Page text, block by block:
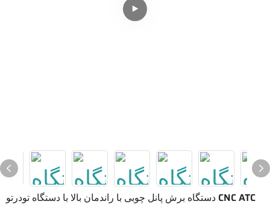
دستگاه برش پانل چوبی با راندمان بالا با دستگاه تودرتو CNC ATC